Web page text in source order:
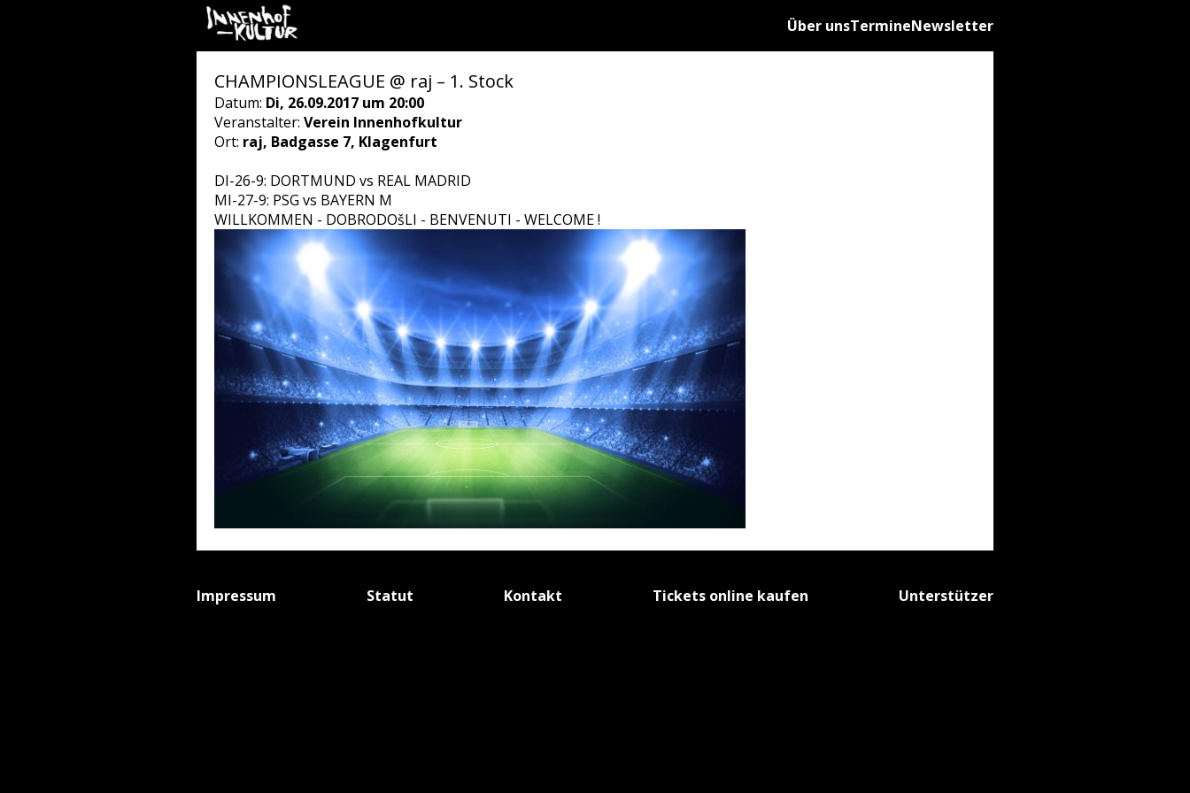
Über unsTermineNewsletter
CHAMPIONSLEAGUE @ raj – 1. Stock
Datum: Di, 26.09.2017 um 20:00
Veranstalter: Verein Innenhofkultur
Ort: raj, Badgasse 7, Klagenfurt
DI-26-9: DORTMUND vs REAL MADRID
MI-27-9: PSG vs BAYERN M
WILLKOMMEN - DOBRODOšLI - BENVENUTI - WELCOME !
Impressum Statut Kontakt Tickets online kaufen Unterstützer